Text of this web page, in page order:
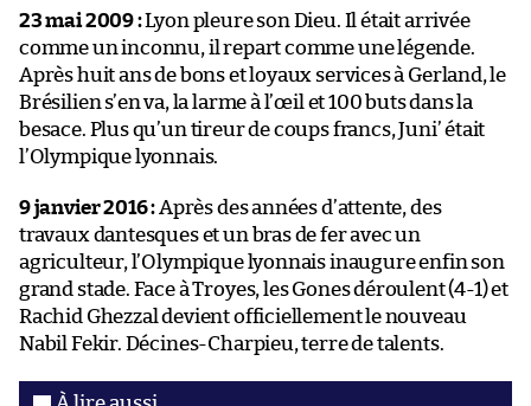
23 mai 2009 :Lyon pleure son Dieu. Il était arrivée
comme un inconnu, il repart comme une légende.
Après huit ans de bons et loyaux services à Gerland, le
Brésilien s’en va, la larme à l’œil et 100 buts dans la
besace. Plus qu’un tireur de coups francs, Juni’ était
l’Olympique lyonnais.
9 janvier 2016 :Après des années d’attente, des
travaux dantesques et un bras de fer avec un
agriculteur, l’Olympique lyonnais inaugure enfin son
grand stade. Face à Troyes, les Gones déroulent (4-1) et
Rachid Ghezzal devient officiellement le nouveau
Nabil Fekir. Décines-Charpieu, terre de talents.